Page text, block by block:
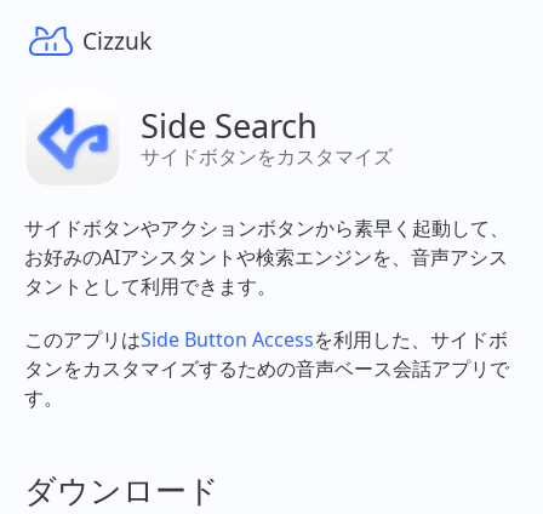
Cizzuk
Side Search
サイドボタンをカスタマイズ
サイドボタンやアクションボタンから素早く起動して、
お好みのAIアシスタントや検索エンジンを、音声アシス
タントとして利用できます。
このアプリはSide Button Accessを利用した、サイドボ
タンをカスタマイズするための音声ベース会話アプリで
す。
ダウンロード